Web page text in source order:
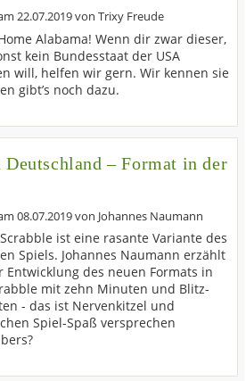
22.07.2019vonTrixy Freude
Alabama! Wenn dir zwar dieser,
kein Bundesstaat der USA
will, helfen wir gern. Wir kennen sie
gibt’s noch dazu.
Deutschland – Format in der
08.07.2019von Johannes Naumann
ist eine rasante Variante des
Spiels. Johannes Naumann erzählt
Entwicklung des neuen Formats in
mit zehn Minuten und Blitz-
- das ist Nervenkitzel und
Spiel-Spaß versprechen